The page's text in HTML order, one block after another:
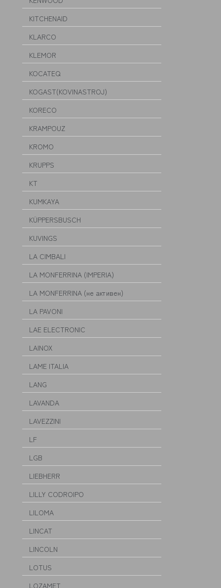
KITCHENAID
KLARCO
KLEMOR
KOCATEQ
KOGAST(KOVINASTROJ)
KORECO
KRAMPOUZ
KROMO
KRUPPS
KT
KUMKAYA
KÜPPERSBUSCH
KUVINGS
LA CIMBALI
LA MONFERRINA (IMPERIA)
LA MONFERRINA (не активен)
LA PAVONI
LAE ELECTRONIC
LAINOX
LAME ITALIA
LANG
LAVANDA
LAVEZZINI
LF
LGB
LIEBHERR
LILLY CODROIPO
LILOMA
LINCAT
LINCOLN
LOTUS
LOZAMET